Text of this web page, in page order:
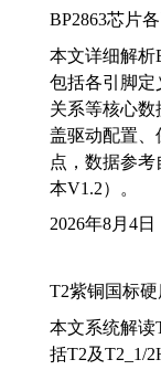
BP2863芯片
本文详细解析
包括各引脚定
关系等核心
盖驱动配置、
点，数据参
本V1.2）。
2026年8月4日
T2紫铜国标
本文系统解读
括T2及T2_1/